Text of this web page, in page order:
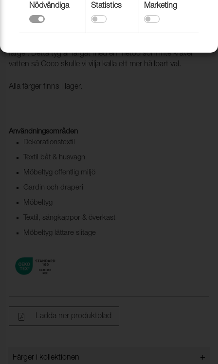
Tyg Coco 9132 Silver melange
1006217
färger. Detta tyg är färgat med en metod som inte kräver
vatten så Coco skulle vi vilja kalla ett mer hållbart val.
Alla färger finns i lager.
Användningsområden
Dekorationstextil
Textil båt & husvagn
Möbeltyg offentlig miljö
Gardin och draperi
Möbeltyg
Textil, sängkappor & överkast
Möbeltyg lättare slitage
Ladda ner produktblad
Färger i kollektionen +
Nödvändiga Statistics Marketing